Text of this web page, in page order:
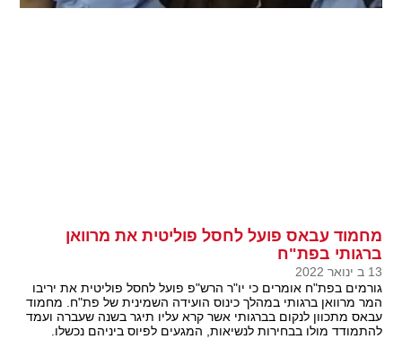
מחמוד עבאס פועל לחסל פוליטית את מרוואן
ברגותי בפת"ח
13 ב ינואר 2022
גורמים בפת"ח אומרים כי יו"ר הרש"פ פועל לחסל פוליטית את יריבו
המר מרוואן ברגותי במהלך כינוס הועידה השמינית של פת"ח. מחמוד
עבאס מתכוון לנקום בברגותי אשר קרא עליו תיגר בשנה שעברה ועמד
להתמודד מולו בבחירות לנשיאות, המגעים לפיוס ביניהם נכשלו.